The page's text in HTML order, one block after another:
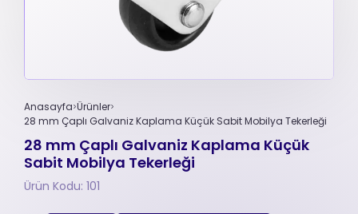
Anasayfa Ürünler
28 mm Çaplı Galvaniz Kaplama Küçük Sabit Mobilya Tekerleği
28 mm Çaplı Galvaniz Kaplama Küçük
Sabit Mobilya Tekerleği
Ürün Kodu: 101